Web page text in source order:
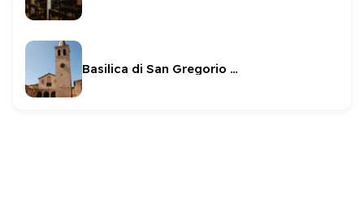
Basilica di San Gregorio Maggiore